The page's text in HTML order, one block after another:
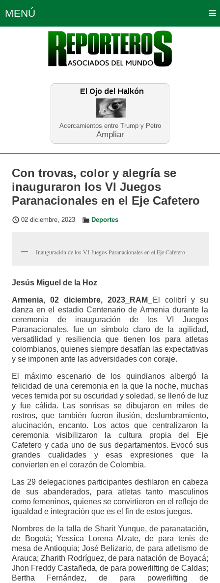
Acercamientos entre Trump y Petro
Ampliar
MENÚ
Política Opinión Bogotá
Planeta Tierra Deportes
Educación Neira
Con trovas, color y alegría se
inauguraron los VI Juegos
Paranacionales en el Eje Cafetero
02 diciembre, 2023 Deportes
Inauguración de los VI Juegos Paranacionales en el Eje Cafetero
Jesús Miguel de la Hoz
Armenia, 02 diciembre, 2023_RAM_
El colibrí y su
danza en el estadio Centenario de Armenia durante la
ceremonia de inauguración de los VI Juegos
Paranacionales, fue un símbolo claro de la agilidad,
versatilidad y resiliencia que tienen los para atletas
colombianos, quienes siempre desafían las expectativas
y se imponen ante las adversidades con coraje.
El máximo escenario de los quindianos albergó la
felicidad de una ceremonia en la que la noche, muchas
veces temida por su oscuridad y soledad, se llenó de luz
y fue cálida. Las sonrisas se dibujaron en miles de
rostros, que también fueron ilusión, deslumbramiento,
alucinación, encanto. Los actos que centralizaron la
ceremonia visibilizaron la cultura propia del Eje
Cafetero y cada uno de sus departamentos. Evocó sus
grandes cualidades y esas expresiones que la
convierten en el corazón de Colombia.
Las 29 delegaciones participantes desfilaron en cabeza
de sus abanderados, para atletas tanto masculinos
como femeninos, quienes se convirtieron en el reflejo de
igualdad e integración que es el fin de estos juegos.
Nombres de la talla de Sharit Yunque, de paranatación,
de Bogotá; Yessica Lorena Alzate, de para tenis de
mesa de Antioquia; José Belizario, de para atletismo de
Arauca; Zharith Rodríguez, de para natación de Boyacá;
Jhon Freddy Castañeda, de para powerlifting de Caldas;
Bertha Fernández, de para powerlifting de